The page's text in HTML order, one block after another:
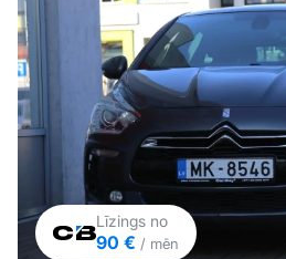
Līzings no
90 € / mēn